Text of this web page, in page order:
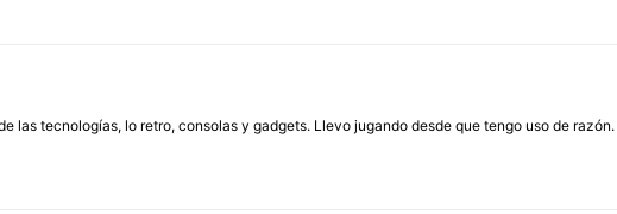
las tecnologías, lo retro, consolas y gadgets. Llevo jugando desde que tengo uso de